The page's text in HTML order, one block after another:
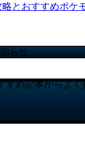
とおすすめポケ
らせ
すめ記事からよ